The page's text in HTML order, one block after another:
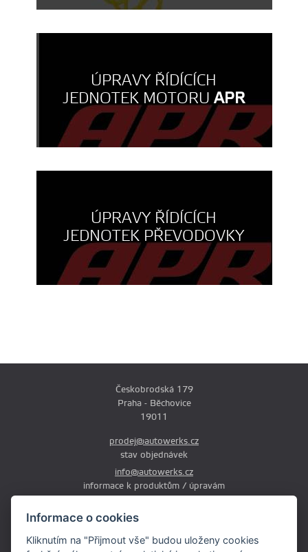
Informace o cookies
Kliknutím na "Přijmout vše" budou uloženy cookies
ÚPRAVY ŘÍDÍCÍCH
JEDNOTEK MOTORUAPR
ÚPRAVY ŘÍDÍCÍCH
JEDNOTEK PŘEVODOVKY
Českobrodská 179
Praha - Běchovice
19011
prodej@autowerks.cz
stav objednávek
info@autowerks.cz
informace k produktům / úpravám
Pá: 9:00-12:00 a 13:00-16:00